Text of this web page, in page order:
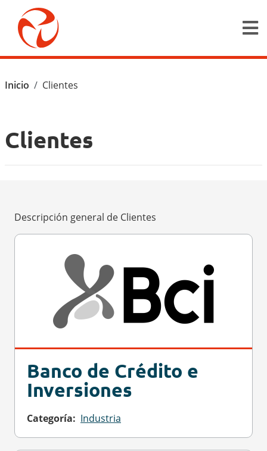
Pasar al contenido principal
Ruta de navegación
Inicio Clientes
Clientes
Descripción general de Clientes
Banco de Crédito e
Inversiones
Categoría Industria